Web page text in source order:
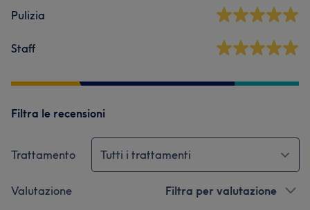
Pulizia
Staff
Filtra le recensioni
Trattamento Tutti i trattamenti
Valutazione Filtra per valutazione